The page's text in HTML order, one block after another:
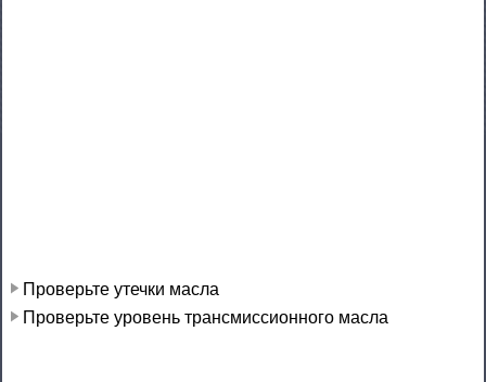
Проверьте утечки масла
Проверьте уровень трансмиссионного масла